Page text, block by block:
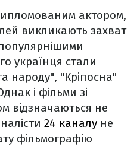
актором,
викликають захват
українця стали
народу", "Кріпосна"
і фільми зі
відзначаються не
24 каналу не
фільмографію